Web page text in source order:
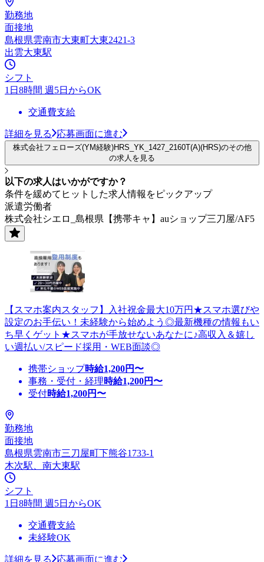
勤務地
面接地
島根県雲南市大東町大東2421-3
出雲大東駅
シフト
1日8時間 週5日からOK
交通費支給
詳細を見る 応募画面に進む
株式会社フェローズ(YM経験)HRS_YK_1427_2160T(A)(HRS)のその他
の求人を見る
以下の求人はいかがですか？
条件を緩めてヒットした求人情報をピックアップ
派遣労働者
株式会社シエロ_島根県【携帯キャ】auショップ三刀屋/AF5
【スマホ案内スタッフ】入社祝金最大10万円★スマホ選びや
設定のお手伝い！未経験から始めよう◎最新機種の情報もい
ち早くゲット★スマホが手放せないあなたに♪高収入＆嬉し
い週払い/スピード採用・WEB面談◎
携帯ショップ時給1,200円〜
事務・受付・経理時給1,200円〜
受付時給1,200円〜
勤務地
面接地
島根県雲南市三刀屋町下熊谷1733-1
木次駅、南大東駅
シフト
1日8時間 週5日からOK
交通費支給
未経験OK
詳細を見る 応募画面に進む